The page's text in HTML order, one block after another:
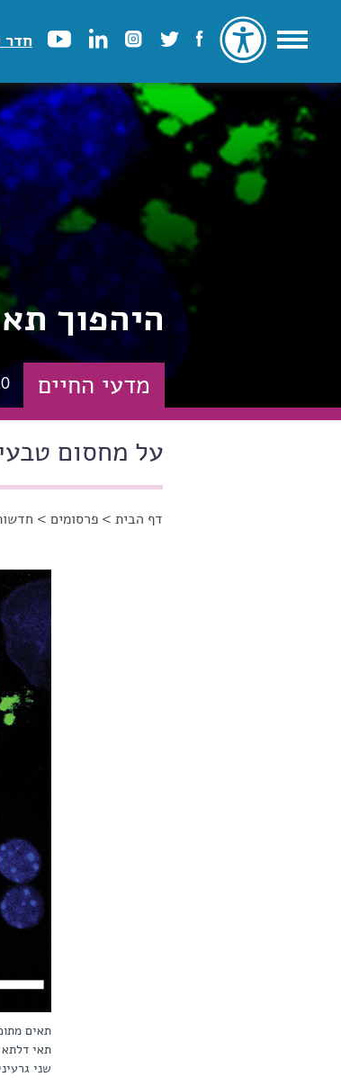
חדר
היהפוך תא
מדעי החיים
על מחסום
הינך נמצא כאן
דף הבית >פרסומים >
תאים
תאי דלתא
שני